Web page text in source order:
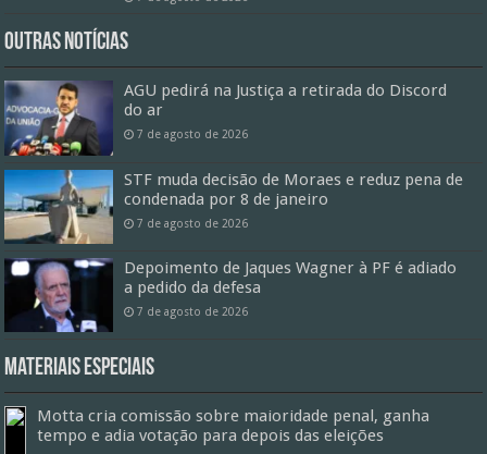
Outras Notícias
AGU pedirá na Justiça a retirada do Discord
do ar
7 de agosto de 2026
STF muda decisão de Moraes e reduz pena de
condenada por 8 de janeiro
7 de agosto de 2026
Depoimento de Jaques Wagner à PF é adiado
a pedido da defesa
7 de agosto de 2026
Materiais especiais
Motta cria comissão sobre maioridade penal, ganha
tempo e adia votação para depois das eleições